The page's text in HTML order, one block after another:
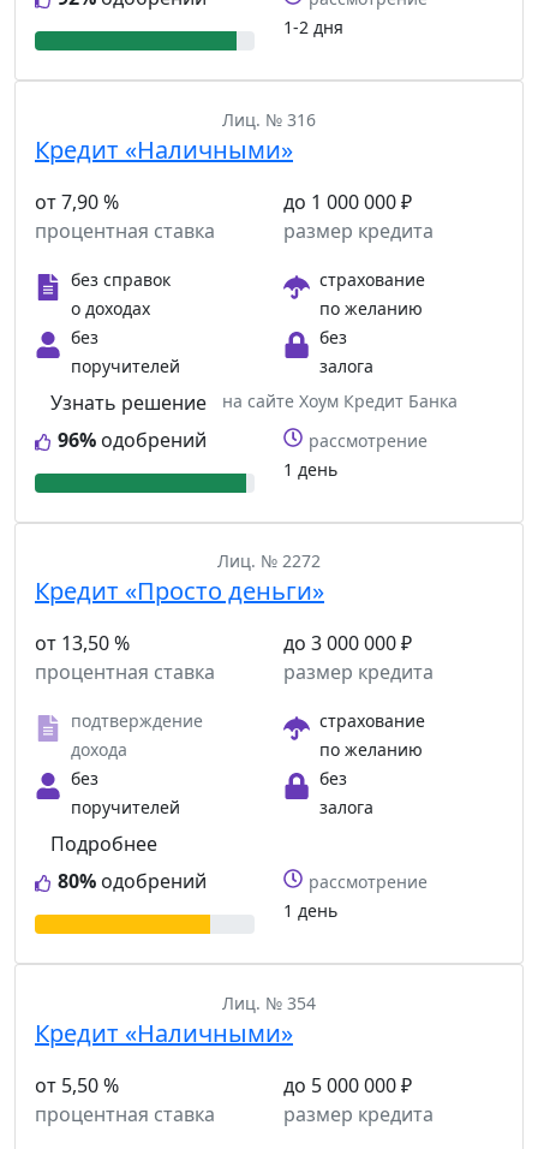
1-2 дня
Лиц. № 316
Кредит «Наличными»
от 7,90 %
процентная ставка
до 1 000 000 ₽
размер кредита
без справок
о доходах
страхование
по желанию
без
поручителей
без
залога
96% одобрений
Узнать решение
на сайте Хоум Кредит Банка
рассмотрение
1 день
Лиц. № 2272
Кредит «Просто деньги»
от 13,50 %
процентная ставка
до 3 000 000 ₽
размер кредита
подтверждение
дохода
страхование
по желанию
без
поручителей
без
залога
80% одобрений
Подробнее
рассмотрение
1 день
Лиц. № 354
Кредит «Наличными»
от 5,50 %
процентная ставка
до 5 000 000 ₽
размер кредита